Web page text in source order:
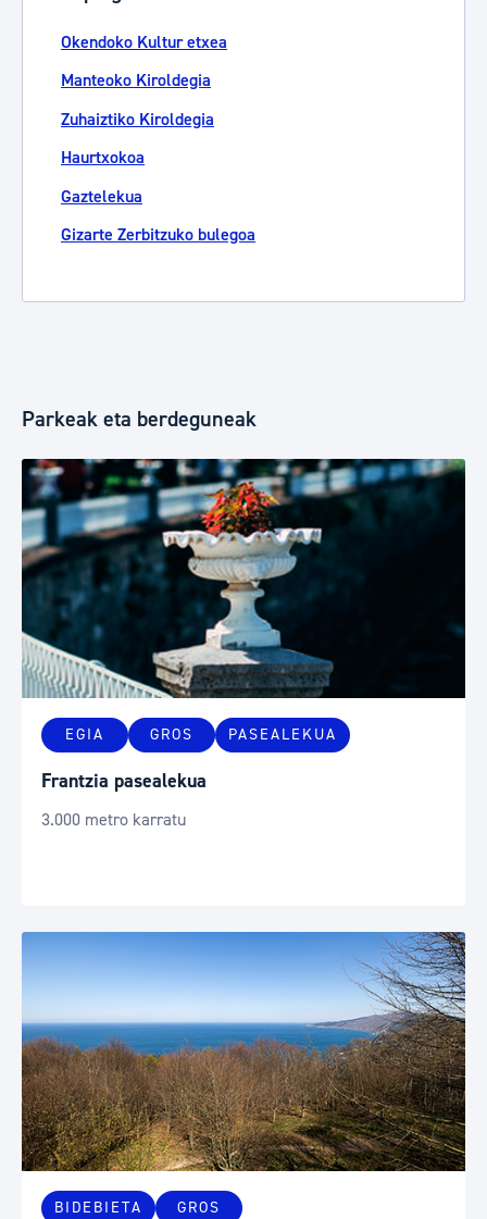
Okendoko Kultur etxea
Manteoko Kiroldegia
Zuhaiztiko Kiroldegia
Haurtxokoa
Gaztelekua
Gizarte Zerbitzuko bulegoa
Parkeak eta berdeguneak
EGIA GROS PASEALEKUA
Frantzia pasealekua
3.000 metro karratu
BIDEBIETA GROS